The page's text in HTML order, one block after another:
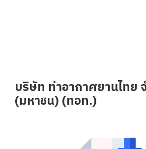
บริษัท ท่าอากาศยานไทย
(มหาชน) (ทอท.)